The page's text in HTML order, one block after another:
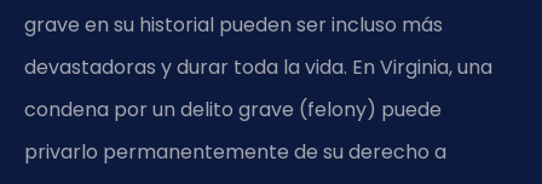
grave en su historial pueden ser incluso más
devastadoras y durar toda la vida. En Virginia, una
condena por un delito grave (felony) puede
privarlo permanentemente de su derecho a